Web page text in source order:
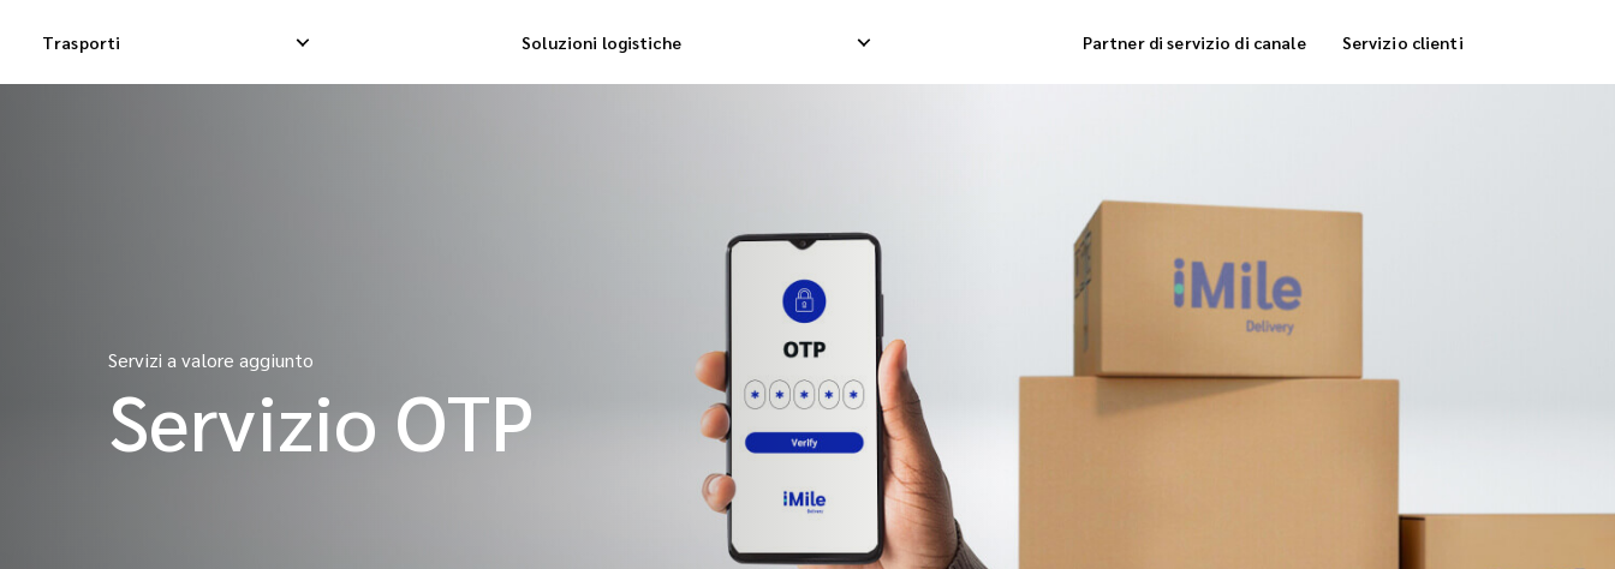
Trasporti Soluzioni logistiche
Gestione resi
Servizio di stoccaggio
Consegna di evasione degli ordini
Partner di servizio di canale Servizio clienti
Servizi a valore aggiunto
Servizio OTP